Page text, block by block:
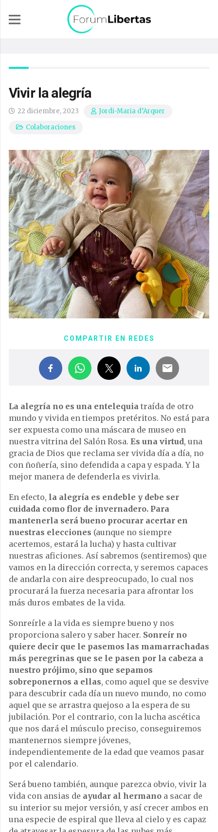
Vivir la alegría
22 diciembre, 2023
Jordi-Maria d’Arquer
Colaboraciones
COMPARTIR EN REDES
La alegría no es una entelequia traída de otro
mundo y vivida en tiempos pretéritos. No está para
ser expuesta como una máscara de museo en
nuestra vitrina del Salón Rosa. Es una virtud, una
gracia de Dios que reclama ser vivida día a día, no
con ñoñería, sino defendida a capa y espada. Y la
mejor manera de defenderla es vivirla.
En efecto, la alegría es endeble y debe ser
cuidada como flor de invernadero. Para
mantenerla será bueno procurar acertar en
nuestras elecciones (aunque no siempre
acertemos, estará la lucha) y hasta cultivar
nuestras aficiones. Así sabremos (sentiremos) que
vamos en la dirección correcta, y seremos capaces
de andarla con aire despreocupado, lo cual nos
procurará la fuerza necesaria para afrontar los
más duros embates de la vida.
Sonreírle a la vida es siempre bueno y nos
proporciona salero y saber hacer. Sonreír no
quiere decir que le pasemos las mamarrachadas
más peregrinas que se le pasen por la cabeza a
nuestro prójimo, sino que sepamos
sobreponernos a ellas, como aquel que se desvive
para descubrir cada día un nuevo mundo, no como
aquel que se arrastra quejoso a la espera de su
jubilación. Por el contrario, con la lucha ascética
que nos dará el músculo preciso, conseguiremos
mantenernos siempre jóvenes,
independientemente de la edad que veamos pasar
por el calendario.
Será bueno también, aunque parezca obvio, vivir la
vida con ansias de ayudar al hermano a sacar de
su interior su mejor versión, y así crecer ambos en
una especie de espiral que lleva al cielo y es capaz